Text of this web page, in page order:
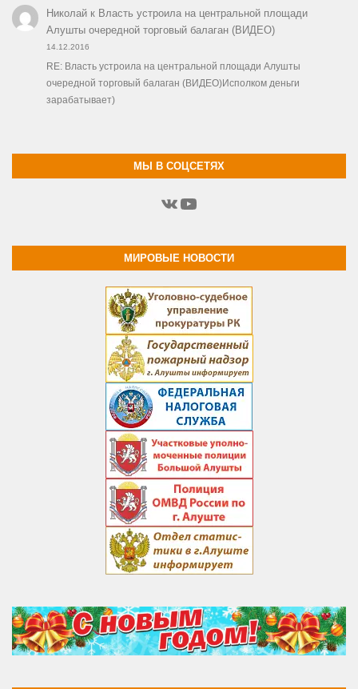
Николайк Власть устроила на центральной площади
Алушты очередной торговый балаган (ВИДЕО)
14.12.2016
RE: Власть устроила на центральной площади Алушты
очередной торговый балаган (ВИДЕО)Исполком деньги
зарабатывает)
МЫ В СОЦСЕТЯХ
ВКонтакте
YouTube
МИРОВЫЕ НОВОСТИ